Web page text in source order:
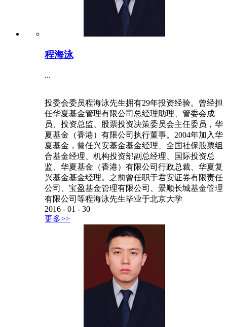
程海泳
...
投委会委员程海泳先生拥有29年投资经验。曾经担
任华夏基金管理有限公司总经理助理、管委会成
员、投资总监、股票投资决策委员会主任委员，华
夏基金（香港）有限公司执行董事。2004年加入华
夏基金，曾任兴安基金基金经理、全国社保股票组
合基金经理、机构投资部副总经理、国际投资总
监、华夏基金（香港）有限公司行政总裁、华夏复
兴基金基金经理。之前曾任职于君安证券有限责任
公司、宝盈基金管理有限公司、景顺长城基金管理
有限公司等程海泳先生毕业于北京大学
2016 - 01 - 30
更多>>